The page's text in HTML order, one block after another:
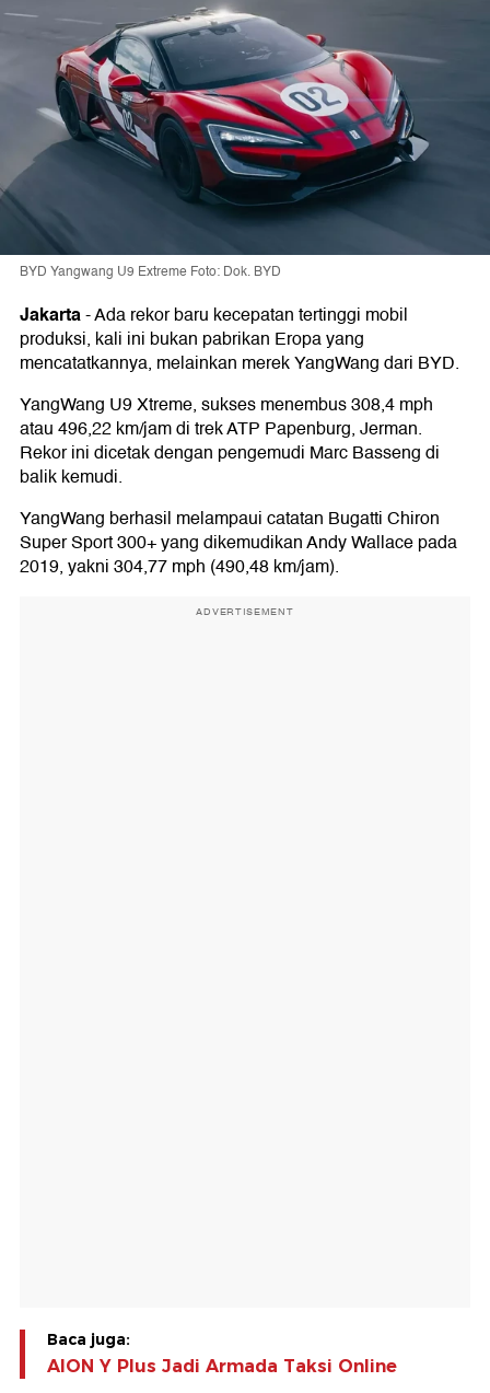
BYD Yangwang U9 Extreme Foto: Dok. BYD
Jakarta-Ada rekor baru kecepatan tertinggi mobil
produksi, kali ini bukan pabrikan Eropa yang
mencatatkannya, melainkan merek YangWang dari BYD.
YangWang U9 Xtreme, sukses menembus 308,4 mph
atau 496,22 km/jam di trek ATP Papenburg, Jerman.
Rekor ini dicetak dengan pengemudi Marc Basseng di
balik kemudi.
YangWang berhasil melampaui catatan Bugatti Chiron
Super Sport 300+ yang dikemudikan Andy Wallace pada
2019, yakni 304,77 mph (490,48 km/jam).
ADVERTISEMENT
Baca juga:
AION Y Plus Jadi Armada Taksi Online